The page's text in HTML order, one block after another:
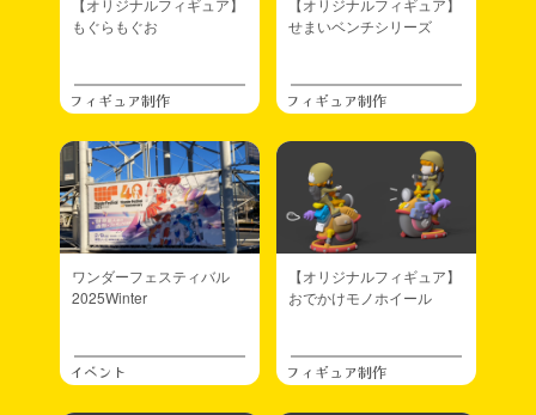
【オリジナルフィギュア】
もぐらもぐお
フィギュア制作
【オリジナルフィギュア】
せまいベンチシリーズ
フィギュア制作
ワンダーフェスティバル
2025Winter
イベント
【オリジナルフィギュア】
おでかけモノホイール
フィギュア制作